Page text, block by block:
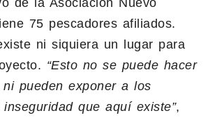
de la Asociación Nuevo
75 pescadores afiliados.
ni siquiera un lugar para
“Esto no se puede hacer
pueden exponer a los
que aquí existe”,